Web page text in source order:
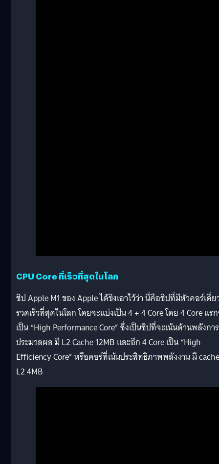
CPU Core ที่เร็วที่สุดในโลก
ชิป Apple M1 ของ Apple ได้ขิงเอาไว้ว่า นี่คือชิปที่มีหัวคอร์เดี่
รวดเร็วที่สุดในโลก โดยจะแบ่งเป็น 4 + 4 Core โดย 4 Core แร
เป็น “High Performance Core” ซึ่งเป็นชิปที่จะเน้นด้านพลังการ
ประมวลผล มี L2 Cache 12MB และอีก 4 Core เป็น “High
Efficiency Core” หรือคอร์ที่เน้นประสิทธิภาพพลังงาน มี cache
L2 4MB